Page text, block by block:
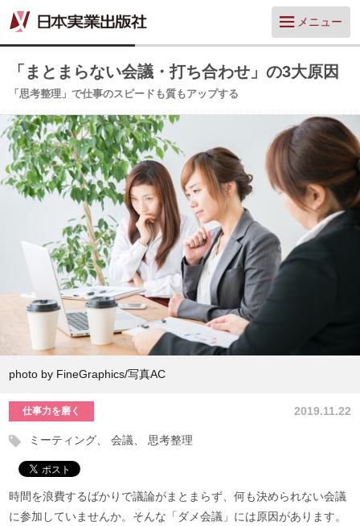
メニュー
「まとまらない会議・打ち合わせ」の3大原因
「思考整理」で仕事のスピードも質もアップする
photo by FineGraphics/写真AC
2019.11.22
仕事力を磨く
ミーティング 会議 思考整理
時間を浪費するばかりで議論がまとまらず、何も決められない会議
に参加していませんか。そんな「ダメ会議」には原因があります。